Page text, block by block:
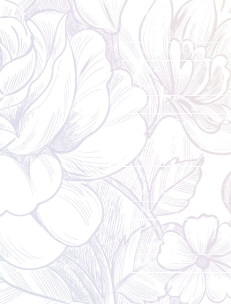
Contents
会社概要・店舗紹介
採用情報
ご利用ガイド
バルーン入り花束
アレンジメント
バルーン入りアレンジメント
バルーンギフト
スタンド花
バルーンスタンド花
ローズベア
観葉植物
胡蝶蘭
オプション